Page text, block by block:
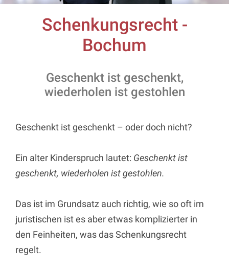
Schenkungsrecht -
Bochum
Geschenkt ist geschenkt,
wiederholen ist gestohlen
Geschenkt ist geschenkt – oder doch nicht?
Ein alter Kinderspruch lautet: Geschenkt ist
geschenkt, wiederholen ist gestohlen.
Das ist im Grundsatz auch richtig, wie so oft im
juristischen ist es aber etwas komplizierter in
den Feinheiten, was das Schenkungsrecht
regelt.